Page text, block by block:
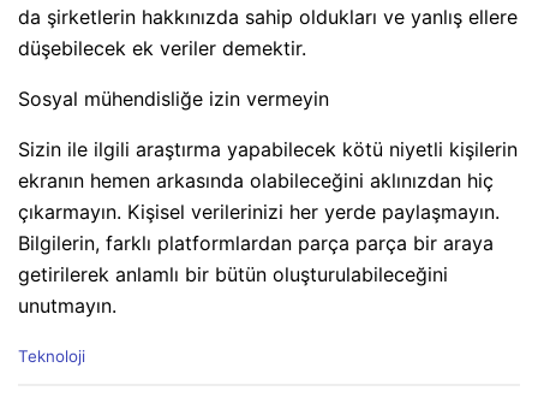
da şirketlerin hakkınızda sahip oldukları ve yanlış ellere
düşebilecek ek veriler demektir.
Sosyal mühendisliğe izin vermeyin
Sizin ile ilgili araştırma yapabilecek kötü niyetli kişilerin
ekranın hemen arkasında olabileceğini aklınızdan hiç
çıkarmayın. Kişisel verilerinizi her yerde paylaşmayın.
Bilgilerin, farklı platformlardan parça parça bir araya
getirilerek anlamlı bir bütün oluşturulabileceğini
unutmayın.
C
Teknoloji